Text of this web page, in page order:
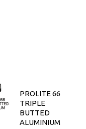
PROLITE 66
TRIPLE
BUTTED
ALUMINIUM